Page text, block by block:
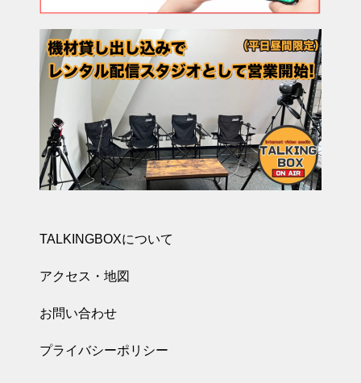
TALKINGBOXについて
アクセス・地図
お問い合わせ
プライバシーポリシー